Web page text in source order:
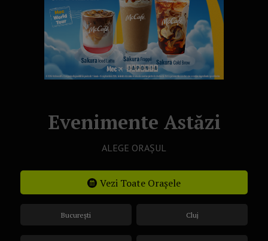
Evenimente Astăzi
ALEGE ORAȘUL
Vezi Toate Orașele
București Cluj